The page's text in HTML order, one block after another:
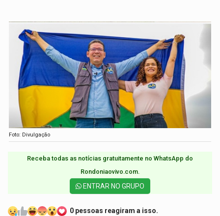
Foto: Divulgação
Receba todas as notícias gratuitamente no WhatsApp do
Rondoniaovivo.com.​
ENTRAR NO GRUPO
0 pessoas reagiram a isso.